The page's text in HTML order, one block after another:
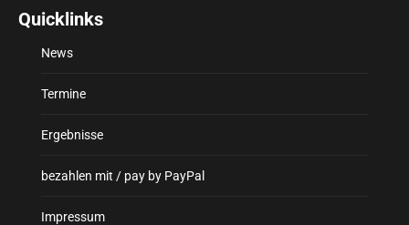
Quicklinks
News
Termine
Ergebnisse
bezahlen mit / pay by PayPal
Impressum